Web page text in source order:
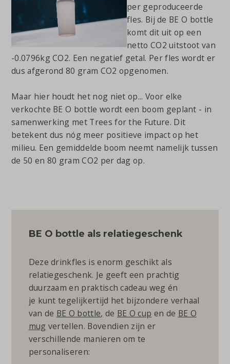
per geproduceerde
fles. Bij de BE O bottle
komt dit uit op een
netto CO2 uitstoot van
-0.0796kg CO2. Een negatief getal. Per fles wordt er
dus afgerond 80 gram CO2 opgenomen.
Maar hier houdt het nog niet op... Voor elke
verkochte BE O bottle wordt een boom geplant - in
samenwerking met Trees for the Future. Dit
betekent dus nóg meer positieve impact op het
milieu. Een gemiddelde boom neemt namelijk tussen
de 50 en 80 gram CO2 per dag op.
BE O bottle als relatiegeschenk
Deze drinkfles is enorm geschikt als
relatiegeschenk. Je geeft een prachtig
duurzaam en praktisch cadeau weg én
je kunt tegelijkertijd het bijzondere verhaal
van de BE O bottle, de BE O cup en de BE O
mug vertellen. Bovendien zijn er
verschillende manieren om te
personaliseren: